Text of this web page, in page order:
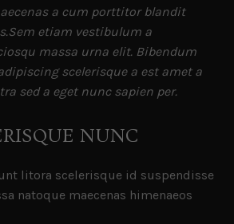
a cum porttitor blandit
etiam vestibulum a
massa urna elit. Bibendum
scelerisque a est amet a
sed a eget nunc sapien per.
NUNC
litora scelerisque id suspendisse
natoque maecenas himenaeos